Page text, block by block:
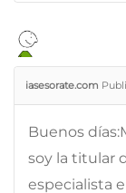
iasesorate.com
Buenos
soy la titular
especialista